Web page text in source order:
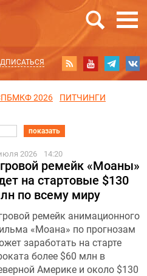
2026
ПИТЧИНГИ
показать
2026 14:20
ремейк «Моаны»
на стартовые $130
по всему миру
ремейк анимационного
«Моана» по прогнозам
заработать на старте
более $60 млн в
Америке и около $130